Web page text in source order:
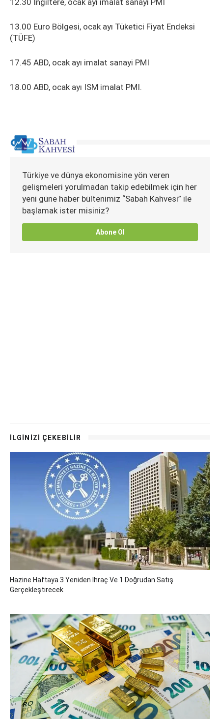
12.30 İngiltere, ocak ayı imalat sanayi PMI
13.00 Euro Bölgesi, ocak ayı Tüketici Fiyat Endeksi
(TÜFE)
17.45 ABD, ocak ayı imalat sanayi PMI
18.00 ABD, ocak ayı ISM imalat PMI.
Türkiye ve dünya ekonomisine yön veren
gelişmeleri yorulmadan takip edebilmek için her
yeni güne haber bültenimiz “Sabah Kahvesi” ile
başlamak ister misiniz?
Abone Ol
İLGİNİZİ ÇEKEBİLİR
Hazine Haftaya 3 Yeniden Ihraç Ve 1 Doğrudan Satış
Gerçekleştirecek